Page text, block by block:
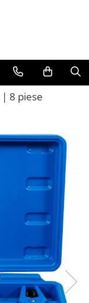
8 piese